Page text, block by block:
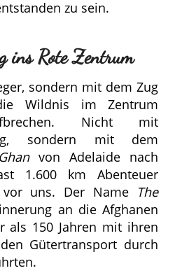
zu sein.
ins Rote Zentrum
sondern mit dem Zug
Wildnis im Zentrum
Nicht mit
sondern mit dem
von Adelaide nach
1.600 km Abenteuer
vor uns. Der Name The
an die Afghanen
als 150 Jahren mit ihren
Gütertransport durch